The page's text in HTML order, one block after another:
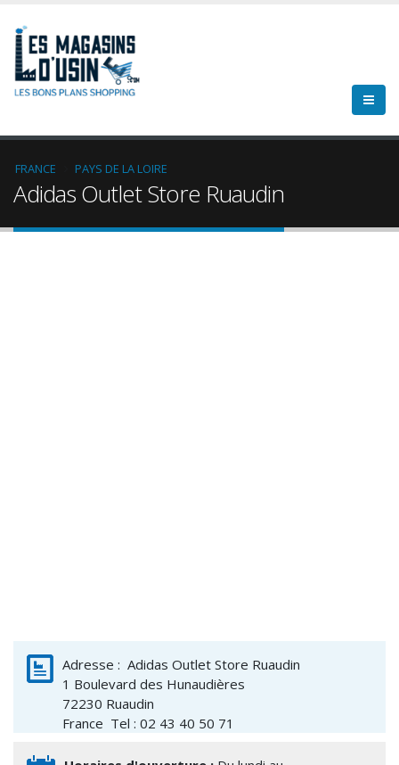
FRANCE PAYS DE LA LOIRE
Adidas Outlet Store Ruaudin
Adresse : Adidas Outlet Store Ruaudin
1 Boulevard des Hunaudières
72230 Ruaudin
France Tel : 02 43 40 50 71